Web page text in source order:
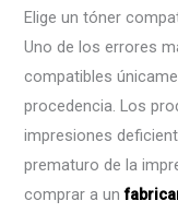
Elige un tóner
Uno de los errores
compatibles
procedencia. Los
impresiones
prematuro de la
comprar a un